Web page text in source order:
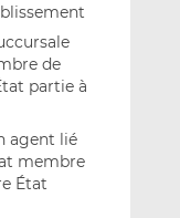
de
partie à
agent lié
membre
État